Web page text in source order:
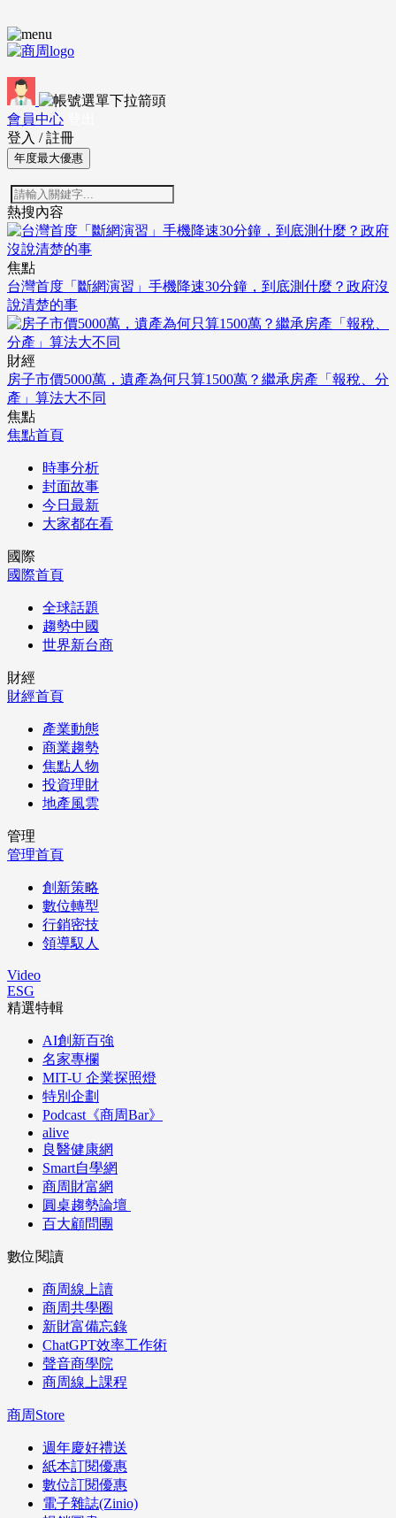
會員中心
登入 / 註冊
年度最大優惠
熱搜內容
焦點
台灣首度「斷網演習」手機降速30分鐘，到底測什麼？政府沒
說清楚的事
財經
房子市價5000萬，遺產為何只算1500萬？繼承房產「報稅、分
產」算法大不同
焦點
焦點首頁
時事分析
封面故事
今日最新
大家都在看
國際
國際首頁
全球話題
趨勢中國
世界新台商
財經
財經首頁
產業動態
商業趨勢
焦點人物
投資理財
地產風雲
管理
管理首頁
創新策略
數位轉型
行銷密技
領導馭人
Video
ESG
精選特輯
AI創新百強
名家專欄
MIT-U 企業探照燈
特別企劃
Podcast《商周Bar》
alive
良醫健康網
Smart自學網
商周財富網
圓桌趨勢論壇
百大顧問團
數位閱讀
商周線上讀
商周共學圈
新財富備忘錄
ChatGPT效率工作術
聲音商學院
商周線上課程
商周Store
週年慶好禮送
紙本訂閱優惠
數位訂閱優惠
電子雜誌(Zinio)